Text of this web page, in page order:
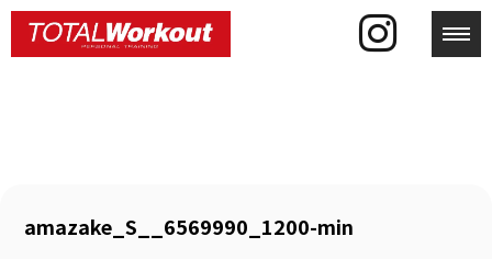
amazake_S__6569990_1200-min